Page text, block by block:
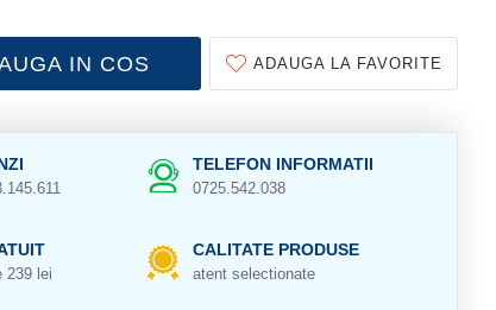
IN COS ADAUGA LA FAVORITE
TELEFON INFORMATII
0725.542.038
239 lei
CALITATE PRODUSE
atent selectionate